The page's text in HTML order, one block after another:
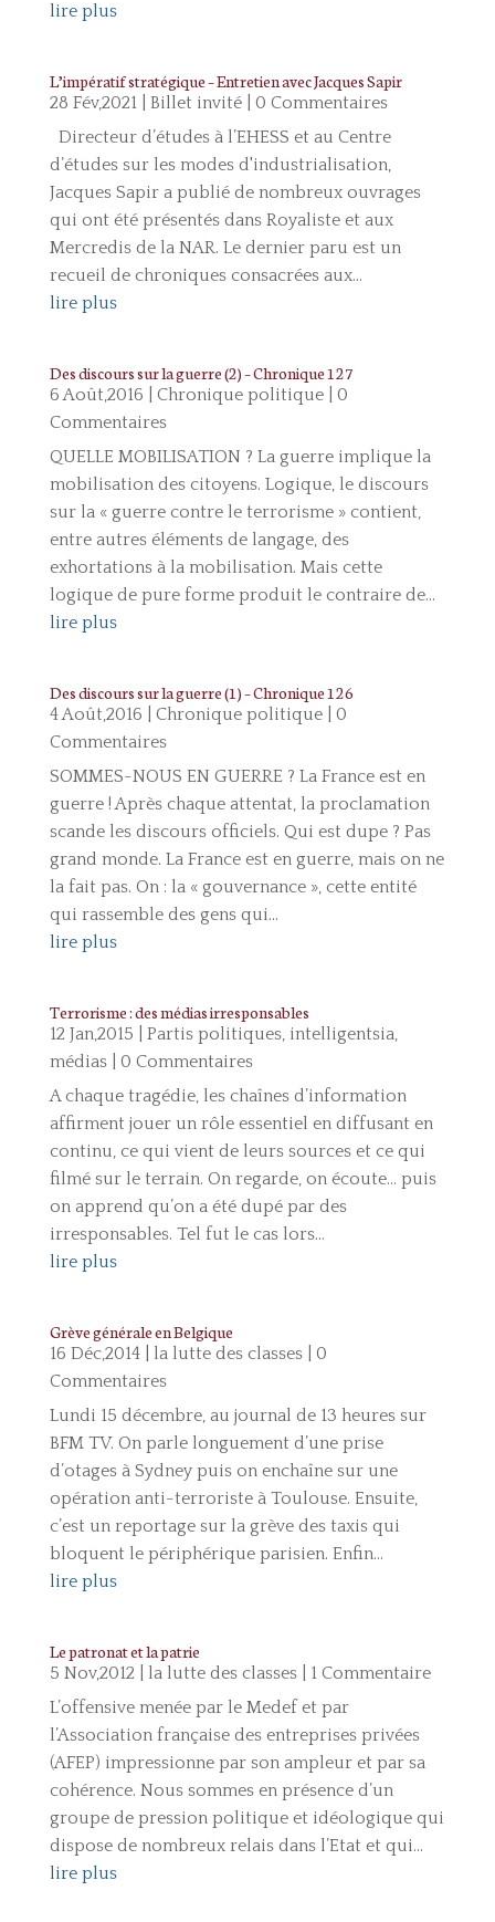
lire plus
L’impératif stratégique – Entretien avec Jacques Sapir
28 Fév,2021| Billet invité| 0 Commentaires
Directeur d’études à l’EHESS et au Centre
d’études sur les modes d'industrialisation,
Jacques Sapir a publié de nombreux ouvrages
qui ont été présentés dans Royaliste et aux
Mercredis de la NAR. Le dernier paru est un
recueil de chroniques consacrées aux...
lire plus
Des discours sur la guerre (2) – Chronique 127
6 Août,2016 Chronique politique| 0
Commentaires
QUELLE MOBILISATION ? La guerre implique la
mobilisation des citoyens. Logique, le discours
sur la « guerre contre le terrorisme » contient,
entre autres éléments de langage, des
exhortations à la mobilisation. Mais cette
logique de pure forme produit le contraire de...
lire plus
Des discours sur la guerre (1) – Chronique 126
4 Août,2016 Chronique politique| 0
Commentaires
SOMMES-NOUS EN GUERRE ? La France est en
guerre ! Après chaque attentat, la proclamation
scande les discours officiels. Qui est dupe ? Pas
grand monde. La France est en guerre, mais on ne
la fait pas. On : la « gouvernance », cette entité
qui rassemble des gens qui...
lire plus
Terrorisme : des médias irresponsables
12 Jan,2015
Partis politiques, intelligentsia,
médias| 0 Commentaires
A chaque tragédie, les chaînes d’information
affirment jouer un rôle essentiel en diffusant en
continu, ce qui vient de leurs sources et ce qui
filmé sur le terrain. On regarde, on écoute… puis
on apprend qu’on a été dupé par des
irresponsables. Tel fut le cas lors...
lire plus
Grève générale en Belgique
16 Déc,2014| la lutte des classes| 0
Commentaires
Lundi 15 décembre, au journal de 13 heures sur
BFM TV. On parle longuement d’une prise
d’otages à Sydney puis on enchaîne sur une
opération anti-terroriste à Toulouse. Ensuite,
c’est un reportage sur la grève des taxis qui
bloquent le périphérique parisien. Enfin...
lire plus
Le patronat et la patrie
5 Nov,2012| la lutte des classes| 1 Commentaire
L’offensive menée par le Medef et par
l’Association française des entreprises privées
(AFEP) impressionne par son ampleur et par sa
cohérence. Nous sommes en présence d’un
groupe de pression politique et idéologique qui
dispose de nombreux relais dans l’Etat et qui...
lire plus